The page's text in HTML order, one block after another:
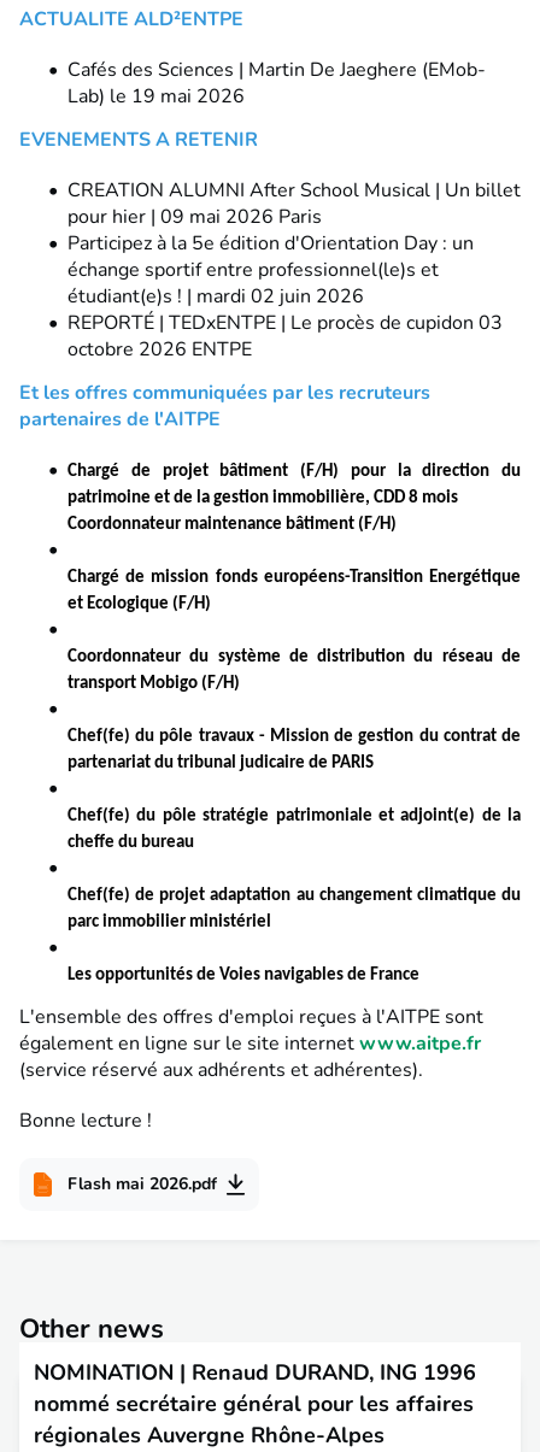
ACTUALITE ALD²ENTPE
Cafés des Sciences | Martin De Jaeghere (EMob-
Lab) le 19 mai 2026
EVENEMENTS A RETENIR
CREATION ALUMNI After School Musical | Un billet
pour hier | 09 mai 2026 Paris
Participez à la 5e édition d'Orientation Day : un
échange sportif entre professionnel(le)s et
étudiant(e)s ! | mardi 02 juin 2026
REPORTÉ | TEDxENTPE | Le procès de cupidon 03
octobre 2026 ENTPE
Et les offres communiquées par les recruteurs
partenaires de l'AITPE
Chargé de projet bâtiment (F/H) pour la direction du
patrimoine et de la gestion immobilière, CDD 8 mois
Coordonnateur maintenance bâtiment (F/H)
Chargé de mission fonds européens-Transition Energétique
et Ecologique (F/H)
Coordonnateur du système de distribution du réseau de
transport Mobigo (F/H)
Chef(fe) du pôle travaux - Mission de gestion du contrat de
partenariat du tribunal judicaire de PARIS
Chef(fe) du pôle stratégie patrimoniale et adjoint(e) de la
cheffe du bureau
Chef(fe) de projet adaptation au changement climatique du
parc immobilier ministériel
Les opportunités de Voies navigables de France
L'ensemble des offres d'emploi reçues à l'AITPE sont
également en ligne sur le site internetwww.aitpe.fr
(service réservé aux adhérents et adhérentes).
Bonne lecture !
Flash mai 2026.pdf
Other news
NOMINATION | Renaud DURAND, ING 1996
nommé secrétaire général pour les affaires
régionales Auvergne Rhône-Alpes